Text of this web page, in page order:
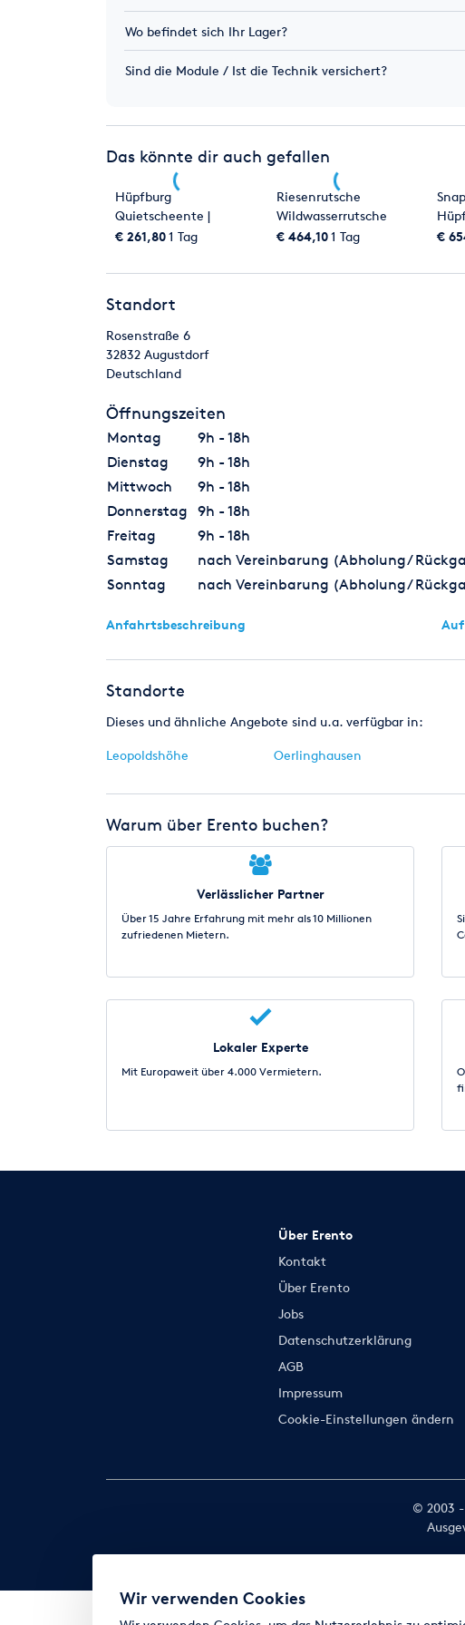
Wo befindet sich Ihr Lager?
Sind die Module / Ist die Technik versichert?
Das könnte dir auch gefallen
Hüpfburg
Quietscheente |
Luftburg Spielparadies
€ 261,801 Tag
Riesenrutsche
Wildwasserrutsche
mieten
€ 464,101 Tag €
Standort
Rosenstraße 6
32832 Augustdorf
Deutschland
Öffnungszeiten
Montag
9h - 18h
Dienstag
9h - 18h
Mittwoch
9h - 18h
Donnerstag
9h - 18h
Freitag
9h - 18h
Samstag
nach Vereinbarung (Abholung/
Sonntag
nach Vereinbarung (Abholung/
Anfahrtsbeschreibung Auf
Standorte
Dieses und ähnliche Angebote sind u.a. verfügbar in:
Leopoldshöhe Oerlinghausen
Warum über Erento buchen?
Verlässlicher Partner
Über 15 Jahre Erfahrung mit mehr als 10 Millionen
zufriedenen Mietern.
Lokaler Experte
Mit Europaweit über 4.000 Vermietern.
Über Erento
Kontakt
Über Erento
Jobs
Datenschutzerklärung
AGB
Impressum
Cookie-Einstellungen ändern
© 2003
Wir verwenden Cookies